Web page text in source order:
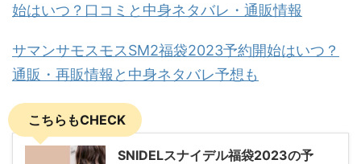
始はいつ？口コミと中身ネタバレ・通販情報
サマンサモスモスSM2福袋2023予約開始はいつ？
通販・再販情報と中身ネタバレ予想も
こちらもCHECK
SNIDELスナイデル福袋2023の予